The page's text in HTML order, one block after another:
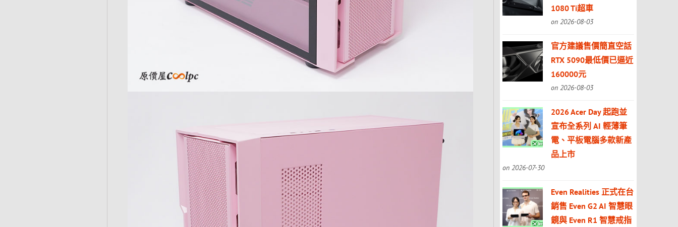
1080 Ti超車
on 2026-08-03
官方建議售價簡直空話
RTX 5090最低價已逼近
160000元
on 2026-08-03
2026 Acer Day 起跑並
宣布全系列 AI 輕薄筆
電、平板電腦多款新產
品上市
on 2026-07-30
Even Realities 正式在台
銷售 Even G2 AI 智慧眼
鏡與 Even R1 智慧戒指